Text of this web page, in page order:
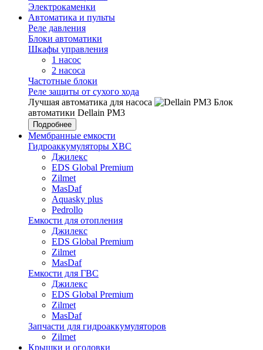
Электрокаменки
Автоматика и пульты
Реле давления
Блоки автоматики
Шкафы управления
1 насос
2 насоса
Частотные блоки
Реле защиты от сухого хода
Лучшая автоматика для насоса
Блок
автоматики Dellain PM3
Подробнее
Мембранные емкости
Гидроаккумуляторы ХВС
Джилекс
EDS Global Premium
Zilmet
MasDaf
Aquasky plus
Pedrollo
Емкости для отопления
Джилекс
EDS Global Premium
Zilmet
MasDaf
Емкости для ГВС
Джилекс
EDS Global Premium
Zilmet
MasDaf
Запчасти для гидроаккумуляторов
Zilmet
Крышки и оголовки